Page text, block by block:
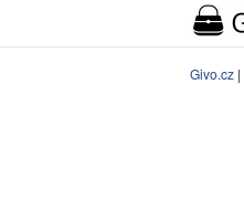
Givo.cz |